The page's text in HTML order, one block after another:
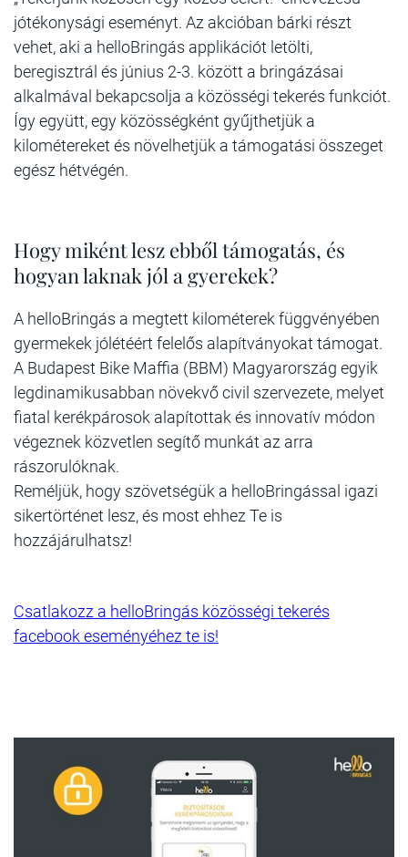
jótékonysági eseményt. Az akcióban bárki részt
vehet, aki a helloBringás applikációt letölti,
beregisztrál és június 2-3. között a bringázásai
alkalmával bekapcsolja a közösségi tekerés funkciót.
Így együtt, egy közösségként gyűjthetjük a
kilométereket és növelhetjük a támogatási összeget
egész hétvégén.
Hogy miként lesz ebből támogatás, és
hogyan laknak jól a gyerekek?
A helloBringás a megtett kilométerek függvényében
gyermekek jólétéért felelős alapítványokat támogat.
A Budapest Bike Maffia (BBM) Magyarország egyik
legdinamikusabban növekvő civil szervezete, melyet
fiatal kerékpárosok alapítottak és innovatív módon
végeznek közvetlen segítő munkát az arra
rászorulóknak.
Reméljük, hogy szövetségük a helloBringással igazi
sikertörténet lesz, és most ehhez Te is
hozzájárulhatsz!
Csatlakozz a helloBringás közösségi tekerés
facebook eseményéhez te is!